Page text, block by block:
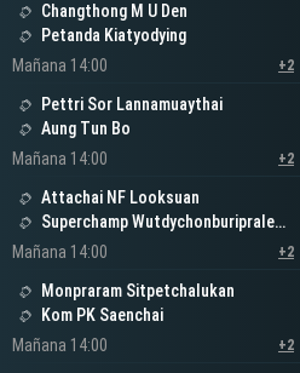
Changthong M U Den
Petanda Kiatyodying
Mañana 14:00
+2
Pettri Sor Lannamuaythai
Aung Tun Bo
Mañana 14:00
+2
Attachai NF Looksuan
Superchamp Wutdychonburipraleasing
Mañana 14:00
+2
Monpraram Sitpetchalukan
Kom PK Saenchai
Mañana 14:00
+2